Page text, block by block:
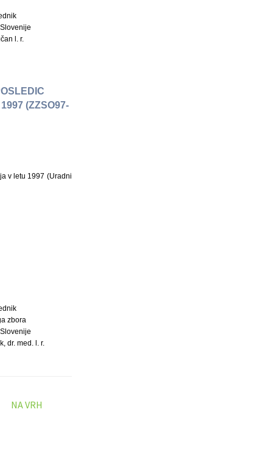
l. r.
(ZZSO97-
v letu 1997 (Uradni
zbora
dr. med. l. r.
NA VRH